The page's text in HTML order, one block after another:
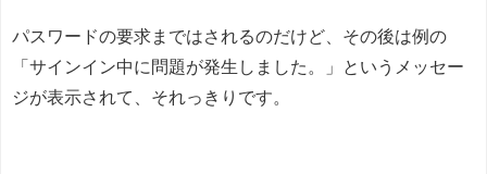
パスワードの要求まではされるのだけど、その後は例の
「サインイン中に問題が発生しました。」というメッセー
ジが表示されて、それっきりです。